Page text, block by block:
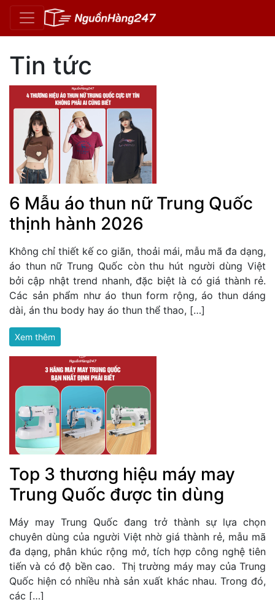
Tin tức
6 Mẫu áo thun nữ Trung Quốc
thịnh hành 2026
Không chỉ thiết kế co giãn, thoải mái, mẫu mã đa dạng,
áo thun nữ Trung Quốc còn thu hút người dùng Việt
bởi cập nhật trend nhanh, đặc biệt là có giá thành rẻ.
Các sản phẩm như áo thun form rộng, áo thun dáng
dài, án thu body hay áo thun thể thao, […]
Xem thêm
Top 3 thương hiệu máy may
Trung Quốc được tin dùng
Máy may Trung Quốc đang trở thành sự lựa chọn
chuyên dùng của người Việt nhờ giá thành rẻ, mẫu mã
đa dạng, phân khúc rộng mở, tích hợp công nghệ tiên
tiến và có độ bền cao. Thị trường máy may của Trung
Quốc hiện có nhiều nhà sản xuất khác nhau. Trong đó,
các […]